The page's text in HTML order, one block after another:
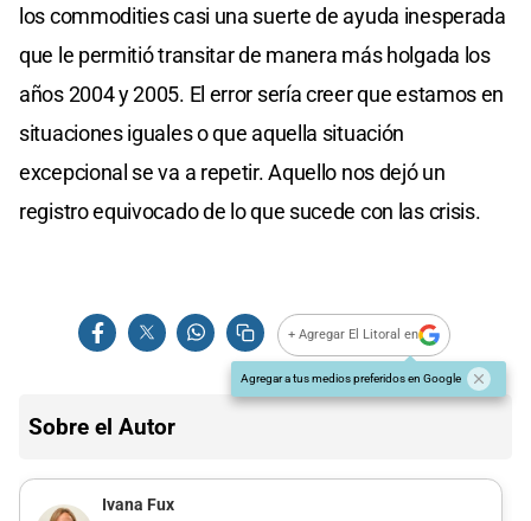
los commodities casi una suerte de ayuda inesperada
que le permitió transitar de manera más holgada los
años 2004 y 2005. El error sería creer que estamos en
situaciones iguales o que aquella situación
excepcional se va a repetir. Aquello nos dejó un
registro equivocado de lo que sucede con las crisis.
+ Agregar El Litoral en
Agregar a tus medios preferidos en Google
Sobre el Autor
Ivana Fux